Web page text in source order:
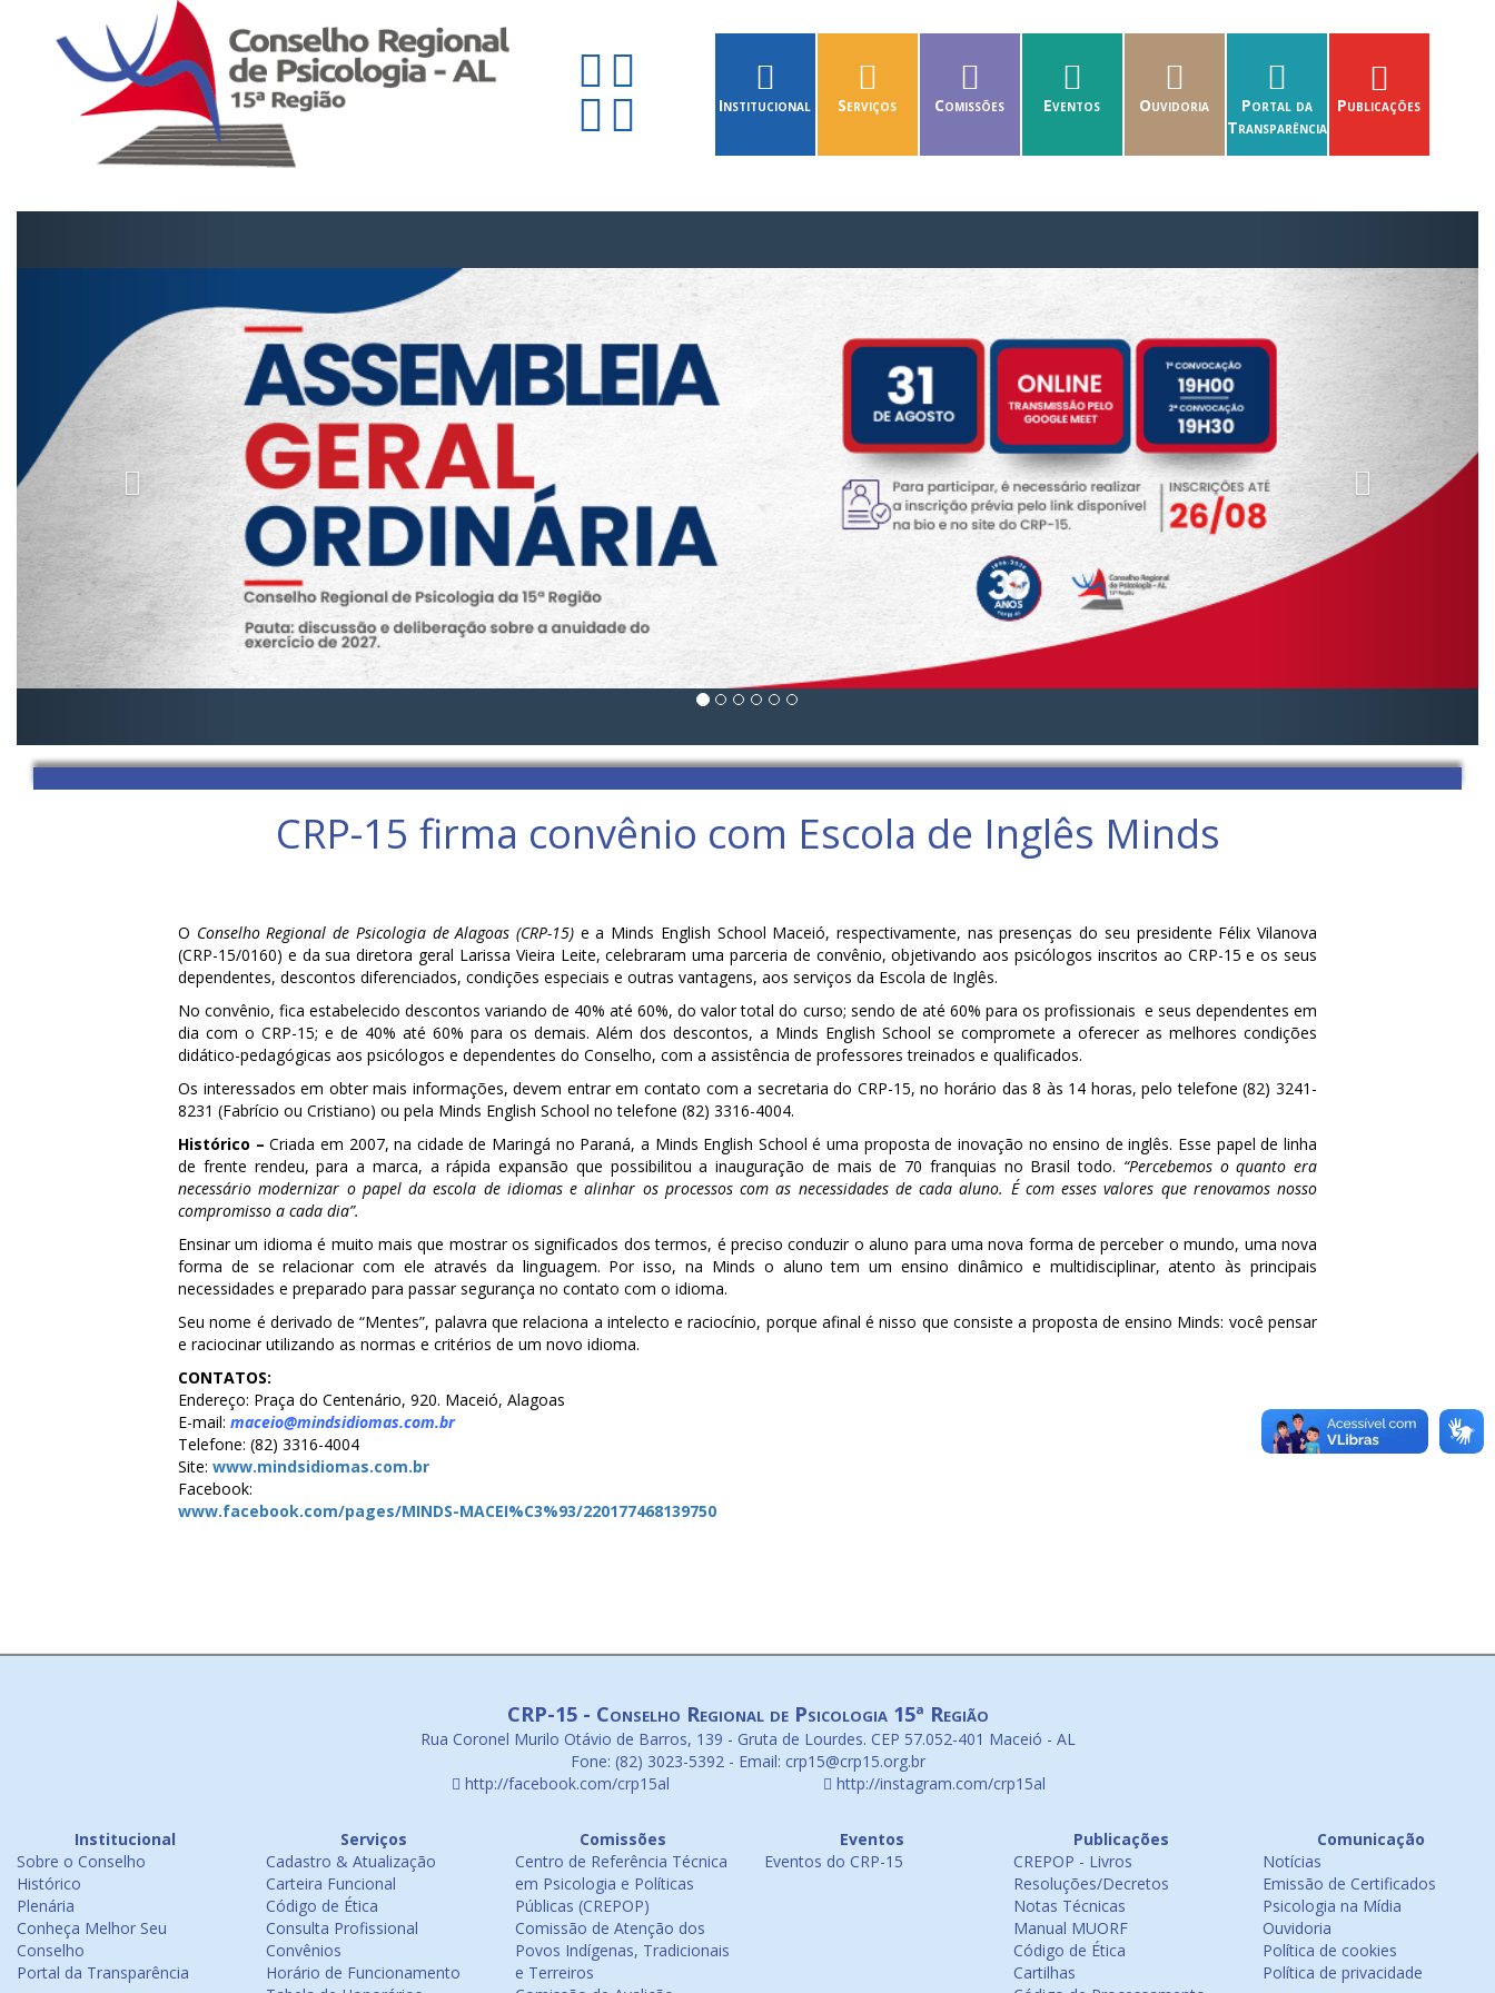
Institucional Serviços Comissões Eventos Ouvidoria
Portal da
Transparência
Publicações
CRP-15 firma convênio com Escola de Inglês Minds
O Conselho Regional de Psicologia de Alagoas (CRP-15) e a Minds English School Maceió, respectivamente, nas presenças do seu presidente Félix Vilanova
(CRP-15/0160) e da sua diretora geral Larissa Vieira Leite, celebraram uma parceria de convênio, objetivando aos psicólogos inscritos ao CRP-15 e os seus
dependentes, descontos diferenciados, condições especiais e outras vantagens, aos serviços da Escola de Inglês.
No convênio, fica estabelecido descontos variando de 40% até 60%, do valor total do curso; sendo de até 60% para os profissionais e seus dependentes em
dia com o CRP-15; e de 40% até 60% para os demais. Além dos descontos, a Minds English School se compromete a oferecer as melhores condições
didático-pedagógicas aos psicólogos e dependentes do Conselho, com a assistência de professores treinados e qualificados.
Os interessados em obter mais informações, devem entrar em contato com a secretaria do CRP-15, no horário das 8 às 14 horas, pelo telefone (82) 3241-
8231 (Fabrício ou Cristiano) ou pela Minds English School no telefone (82) 3316-4004.
Histórico – Criada em 2007, na cidade de Maringá no Paraná, a Minds English School é uma proposta de inovação no ensino de inglês. Esse papel de linha
de frente rendeu, para a marca, a rápida expansão que possibilitou a inauguração de mais de 70 franquias no Brasil todo. “Percebemos o quanto era
necessário modernizar o papel da escola de idiomas e alinhar os processos com as necessidades de cada aluno. É com esses valores que renovamos nosso
compromisso a cada dia”.
Ensinar um idioma é muito mais que mostrar os significados dos termos, é preciso conduzir o aluno para uma nova forma de perceber o mundo, uma nova
forma de se relacionar com ele através da linguagem. Por isso, na Minds o aluno tem um ensino dinâmico e multidisciplinar, atento às principais
necessidades e preparado para passar segurança no contato com o idioma.
Seu nome é derivado de “Mentes”, palavra que relaciona a intelecto e raciocínio, porque afinal é nisso que consiste a proposta de ensino Minds: você pensar
e raciocinar utilizando as normas e critérios de um novo idioma.
CONTATOS:
Endereço: Praça do Centenário, 920. Maceió, Alagoas
E-mail: maceio@mindsidiomas.com.br
Telefone: (82) 3316-4004
Site: www.mindsidiomas.com.br
Facebook:
www.facebook.com/pages/MINDS-MACEI%C3%93/220177468139750
CRP-15 - Conselho Regional de Psicologia 15ª Região
Rua Coronel Murilo Otávio de Barros, 139 - Gruta de Lourdes. CEP 57.052-401 Maceió - AL
Fone: (82) 3023-5392 - Email: crp15@crp15.org.br
http://facebook.com/crp15al
http://instagram.com/crp15al
Institucional
Sobre o Conselho
Histórico
Plenária
Conheça Melhor Seu
Conselho
Portal da Transparência
Serviços
Cadastro & Atualização
Carteira Funcional
Código de Ética
Consulta Profissional
Convênios
Horário de Funcionamento
Comissões
Centro de Referência Técnica
em Psicologia e Políticas
Públicas (CREPOP)
Comissão de Atenção dos
Povos Indígenas, Tradicionais
e Terreiros
Eventos
Eventos do CRP-15
Publicações
CREPOP - Livros
Resoluções/Decretos
Notas Técnicas
Manual MUORF
Código de Ética
Cartilhas
Comunicação
Notícias
Emissão de Certificados
Psicologia na Mídia
Ouvidoria
Política de cookies
Política de privacidade